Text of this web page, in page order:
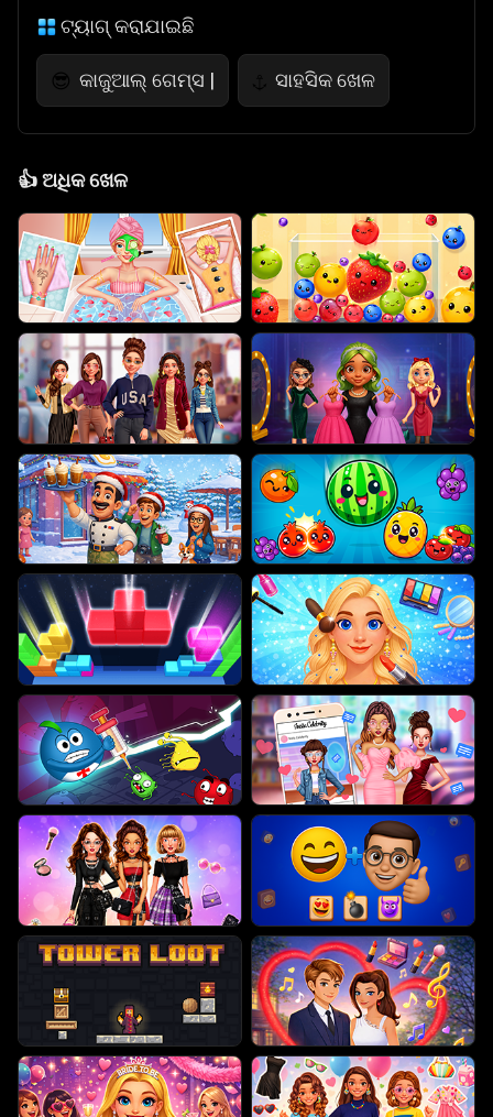
ଟ୍ୟାଗ୍ କରାଯାଇଛି
😎 କାଜୁଆଲ୍ ଗେମ୍ସ | ⚓ ସାହସିକ ଖେଳ
👍ଅଧିକ ଖେଳ